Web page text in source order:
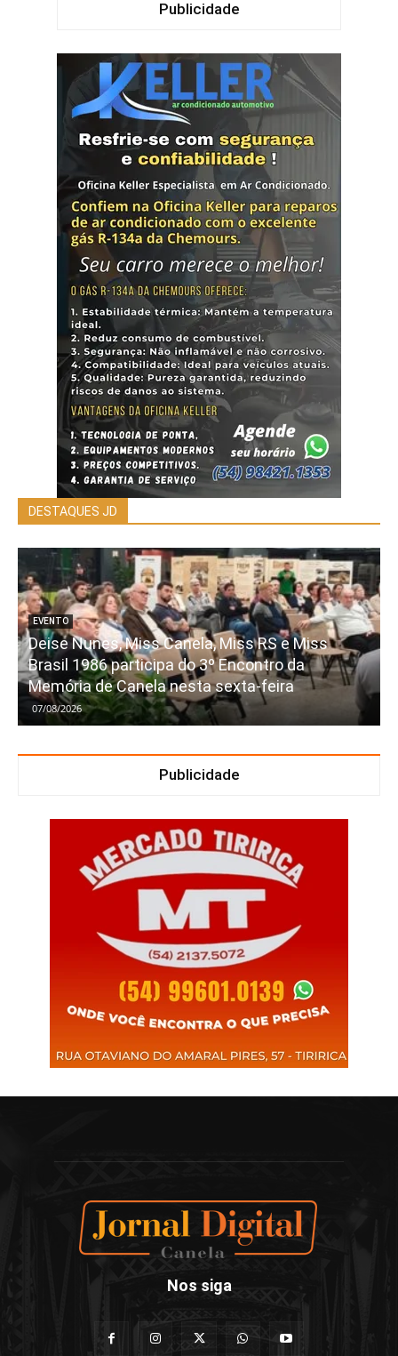
Publicidade
DESTAQUES JD
EVENTO
Deise Nunes, Miss Canela, Miss RS e Miss
Brasil 1986 participa do 3º Encontro da
Memória de Canela nesta sexta-feira
07/08/2026
Publicidade
Nos siga